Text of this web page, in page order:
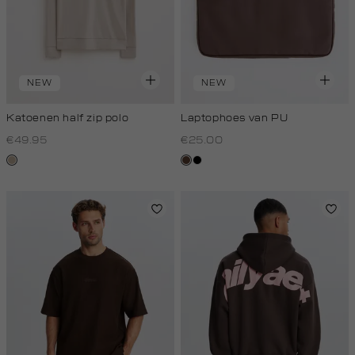
NEW
Katoenen half zip polo
€49.95
kit,
NEW
Laptophoes van PU
€25.00
donkerbruin
zwart